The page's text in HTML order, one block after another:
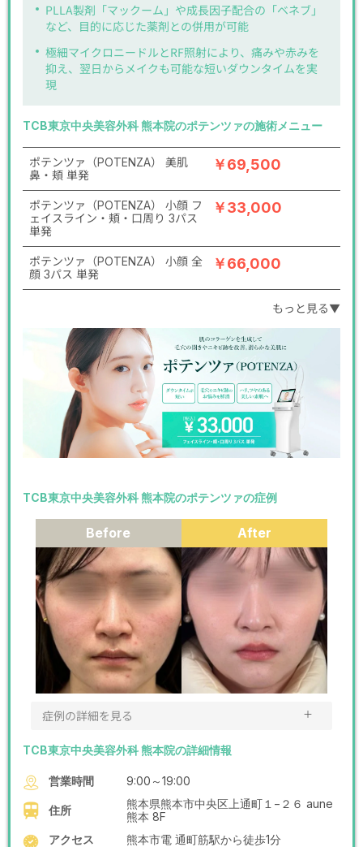
PLLA製剤「マックーム」や成長因子配合の「ベネブ」
など、目的に応じた薬剤との併用が可能
極細マイクロニードルとRF照射により、痛みや赤みを
抑え、翌日からメイクも可能な短いダウンタイムを実
現
TCB東京中央美容外科 熊本院のポテンツァの施術メニュー
ポテンツァ（POTENZA） 美肌
鼻・頬 単発
￥69,500
ポテンツァ（POTENZA） 小顔 フ
ェイスライン・頬・口周り 3パス
単発
￥33,000
ポテンツァ（POTENZA） 小顔 全
顔 3パス 単発
￥66,000
もっと見る▼
TCB東京中央美容外科 熊本院のポテンツァの症例
Before After
症例の詳細を見る ＋
TCB東京中央美容外科 熊本院の詳細情報
営業時間 9:00～19:00
住所
熊本県熊本市中央区上通町１−２６ aune
熊本 8F
アクセス
熊本市電 通町筋駅から徒歩1分